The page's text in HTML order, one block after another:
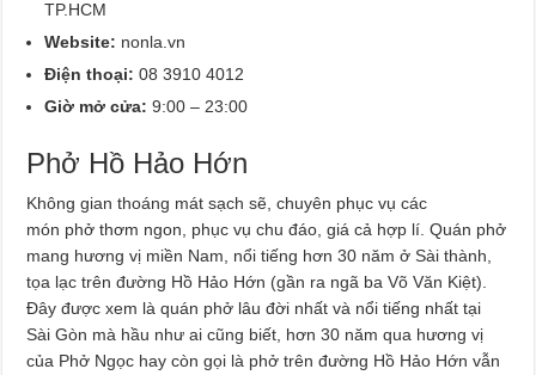
TP.HCM
Website: nonla.vn
Điện thoại:08 3910 4012
Giờ mở cửa:9:00 – 23:00
Phở Hồ Hảo Hớn
Không gian thoáng mát sạch sẽ, chuyên phục vụ các
món phở thơm ngon, phục vụ chu đáo, giá cả hợp lí. Quán phở
mang hương vị miền Nam, nổi tiếng hơn 30 năm ở Sài thành,
tọa lạc trên đường Hồ Hảo Hớn (gần ra ngã ba Võ Văn Kiệt).
Đây được xem là quán phở lâu đời nhất và nổi tiếng nhất tại
Sài Gòn mà hầu như ai cũng biết, hơn 30 năm qua hương vị
của Phở Ngọc hay còn gọi là phở trên đường Hồ Hảo Hớn vẫn